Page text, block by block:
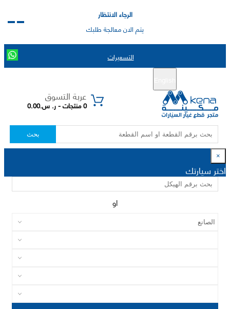
الرجاء الانتظار
يتم الان معالجة طلبك
التسعيرات
عربة التسوق
0 منتجات - ر. س.0.00
بحث
×
اختر سيارتك
او